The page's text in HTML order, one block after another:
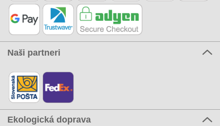
Naši partneri
Ekologická doprava